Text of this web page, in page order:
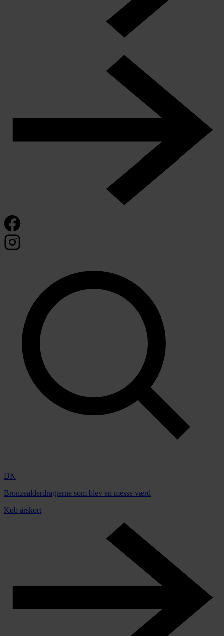
DK
Bronzealderdragterne som blev en messe værd
Køb årskort